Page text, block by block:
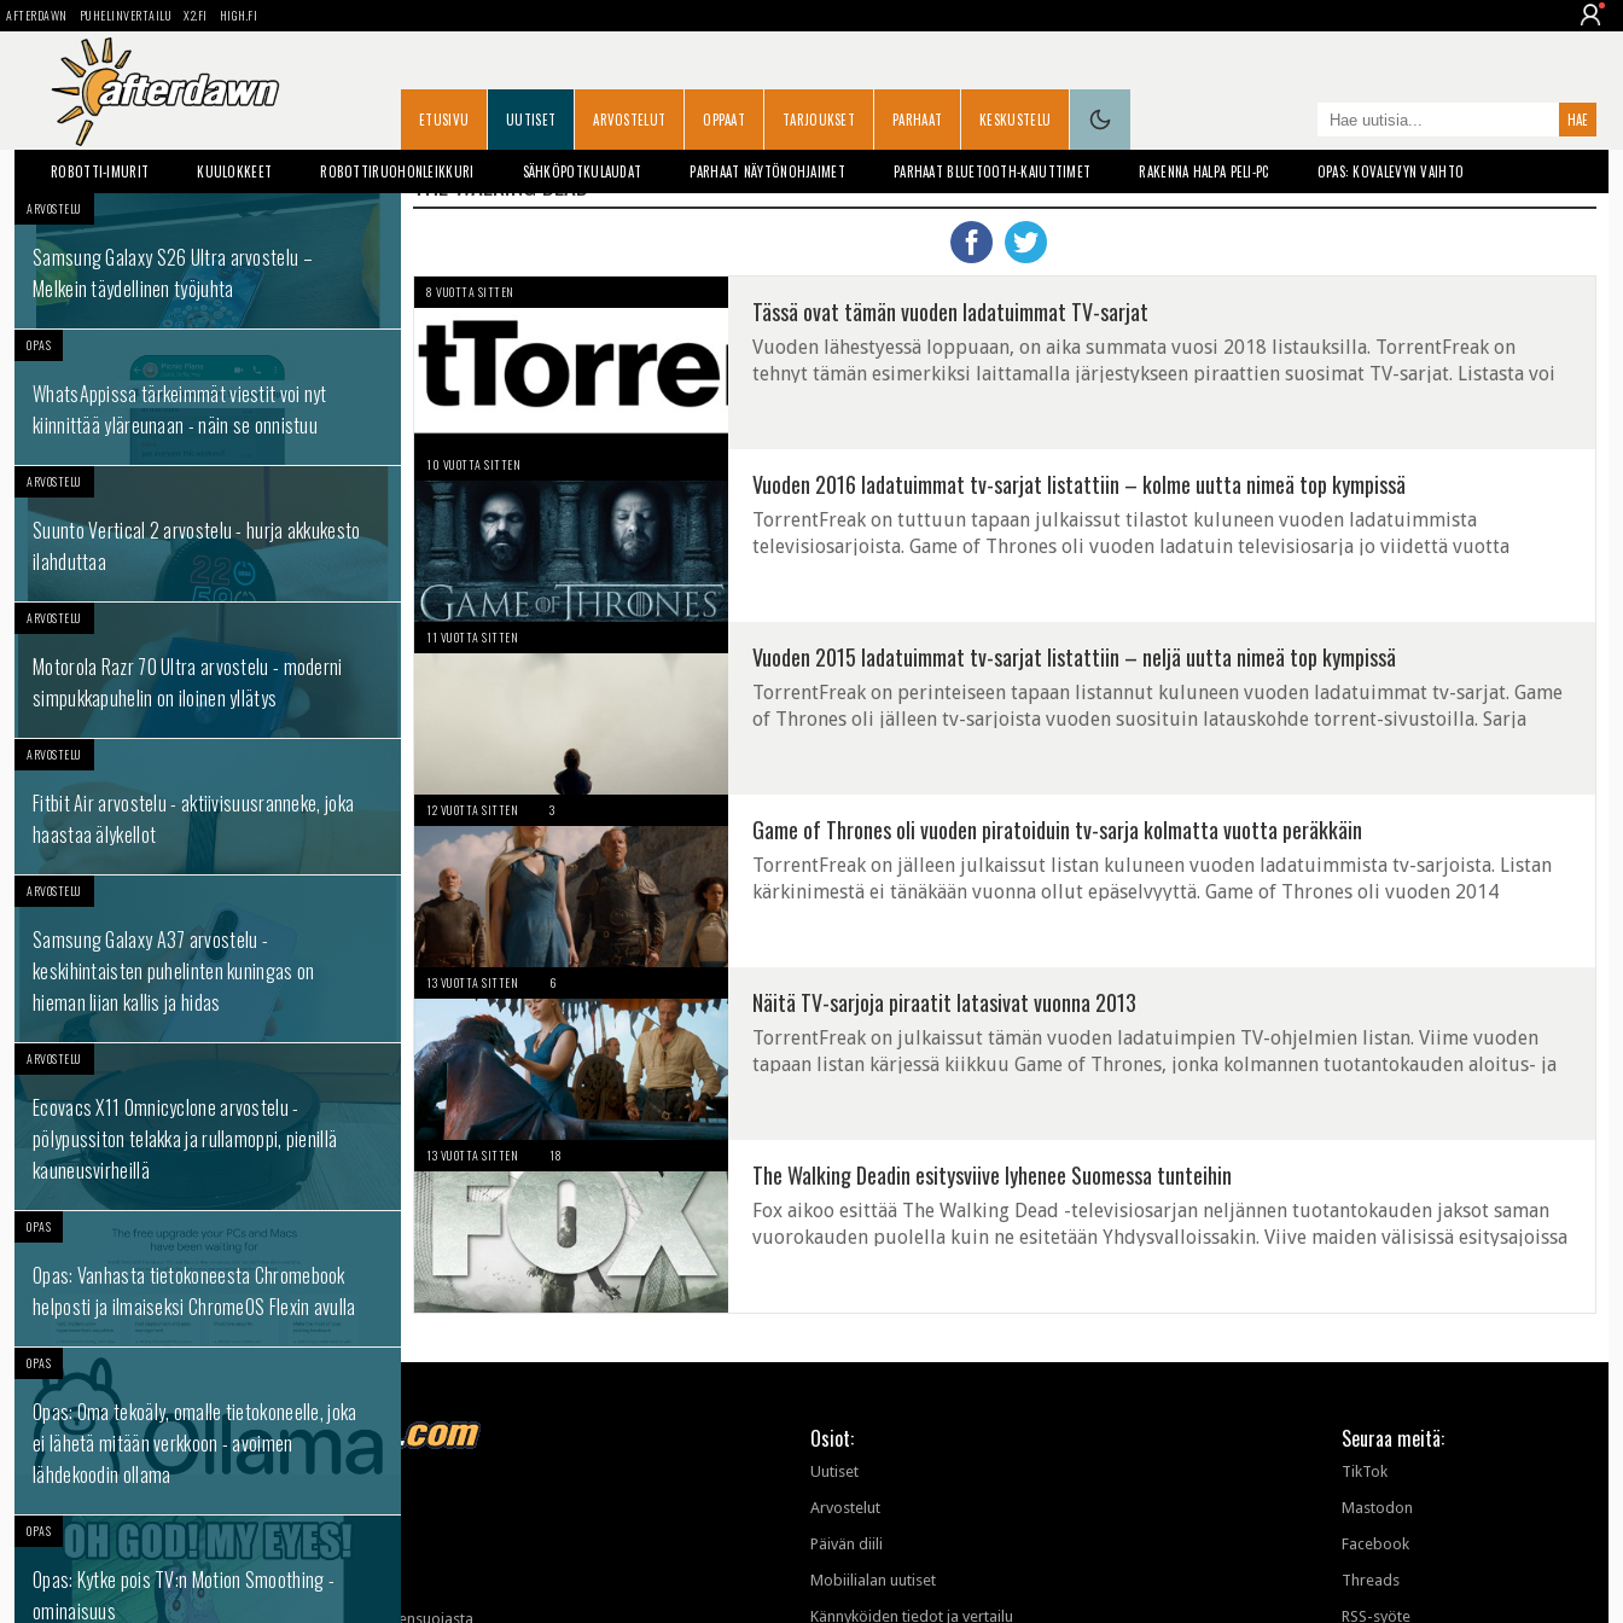
AFTERDAWN PUHELINVERTAILU X2.FI HIGH.FI
ETUSIVU UUTISET ARVOSTELUT OPPAAT TARJOUKSET PARHAAT KESKUSTELU
ROBOTTI-IMURIT KUULOKKEET ROBOTTIRUOHONLEIKKURI SÄHKÖPOTKULAUDAT PARHAAT NÄYTÖNOHJAIMET PARHAAT BLUETOOTH-KAIUTTIMET RAKENNA HALPA PELI-PC OPAS: KOVALEVYN VAIHTO
ARVOSTELU
Samsung Galaxy S26 Ultra arvostelu –
Melkein täydellinen työjuhta
OPAS
WhatsAppissa tärkeimmät viestit voi nyt
kiinnittää yläreunaan - näin se onnistuu
ARVOSTELU
Suunto Vertical 2 arvostelu - hurja akkukesto
ilahduttaa
ARVOSTELU
Motorola Razr 70 Ultra arvostelu - moderni
simpukkapuhelin on iloinen yllätys
ARVOSTELU
Fitbit Air arvostelu - aktiivisuusranneke, joka
haastaa älykellot
ARVOSTELU
Samsung Galaxy A37 arvostelu -
keskihintaisten puhelinten kuningas on
hieman liian kallis ja hidas
ARVOSTELU
Ecovacs X11 Omnicyclone arvostelu -
pölypussiton telakka ja rullamoppi, pienillä
kauneusvirheillä
OPAS
Opas: Vanhasta tietokoneesta Chromebook
helposti ja ilmaiseksi ChromeOS Flexin avulla
OPAS
Opas: Oma tekoäly, omalle tietokoneelle, joka
ei lähetä mitään verkkoon - avoimen
lähdekoodin ollama
OPAS
Opas: Kytke pois TV:n Motion Smoothing -
ominaisuus
THE WALKING DEAD
8 VUOTTA SITTEN
Tässä ovat tämän vuoden ladatuimmat TV-sarjat
Vuoden lähestyessä loppuaan, on aika summata vuosi 2018 listauksilla. TorrentFreak on
tehnyt tämän esimerkiksi laittamalla järjestykseen piraattien suosimat TV-sarjat. Listasta voi
10 VUOTTA SITTEN
Vuoden 2016 ladatuimmat tv-sarjat listattiin – kolme uutta nimeä top kympissä
TorrentFreak on tuttuun tapaan julkaissut tilastot kuluneen vuoden ladatuimmista
televisiosarjoista. Game of Thrones oli vuoden ladatuin televisiosarja jo viidettä vuotta
11 VUOTTA SITTEN
Vuoden 2015 ladatuimmat tv-sarjat listattiin – neljä uutta nimeä top kympissä
TorrentFreak on perinteiseen tapaan listannut kuluneen vuoden ladatuimmat tv-sarjat. Game
of Thrones oli jälleen tv-sarjoista vuoden suosituin latauskohde torrent-sivustoilla. Sarja
12 VUOTTA SITTEN 3
Game of Thrones oli vuoden piratoiduin tv-sarja kolmatta vuotta peräkkäin
TorrentFreak on jälleen julkaissut listan kuluneen vuoden ladatuimmista tv-sarjoista. Listan
kärkinimestä ei tänäkään vuonna ollut epäselvyyttä. Game of Thrones oli vuoden 2014
13 VUOTTA SITTEN 6
Näitä TV-sarjoja piraatit latasivat vuonna 2013
TorrentFreak on julkaissut tämän vuoden ladatuimpien TV-ohjelmien listan. Viime vuoden
tapaan listan kärjessä kiikkuu Game of Thrones, jonka kolmannen tuotantokauden aloitus- ja
13 VUOTTA SITTEN 18
The Walking Deadin esitysviive lyhenee Suomessa tunteihin
Fox aikoo esittää The Walking Dead -televisiosarjan neljännen tuotantokauden jaksot saman
vuorokauden puolella kuin ne esitetään Yhdysvalloissakin. Viive maiden välisissä esitysajoissa
Tietoja meistä
Mainonta
Ota yhteyttä
Käyttöehdot ja tietoa yksityisyydensuojasta
Osiot:
Uutiset
Arvostelut
Päivän diili
Mobiilialan uutiset
Kännyköiden tiedot ja vertailu
Seuraa meitä:
TikTok
Mastodon
Facebook
Threads
RSS-syöte